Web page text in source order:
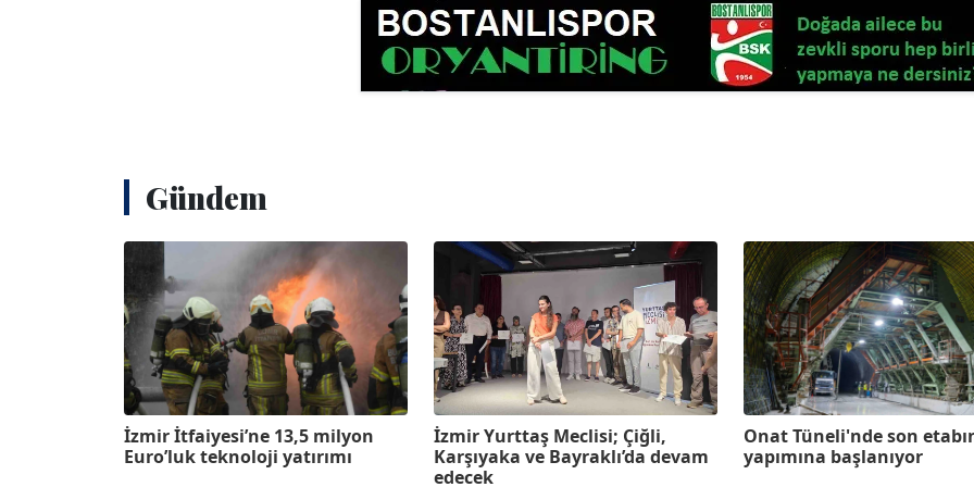
Gündem
İzmir İtfaiyesi’ne 13,5 milyon
Euro’luk teknoloji yatırımı
İzmir Yurttaş Meclisi; Çiğli,
Karşıyaka ve Bayraklı’da devam
edecek
Onat Tüneli'nde son
yapımına başlanıyor